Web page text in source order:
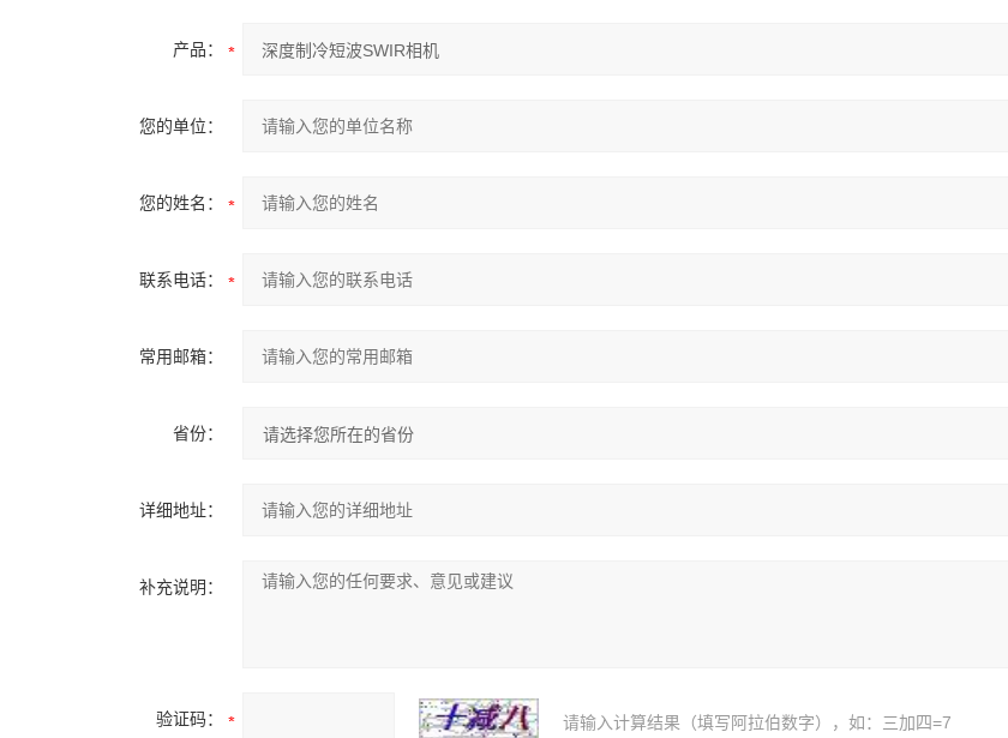
产品：
您的单位：
您的姓名：
联系电话：
常用邮箱：
省份：
详细地址：
补充说明：
验证码： 请输入计算结果（填写阿拉伯数字），如：三加四=7